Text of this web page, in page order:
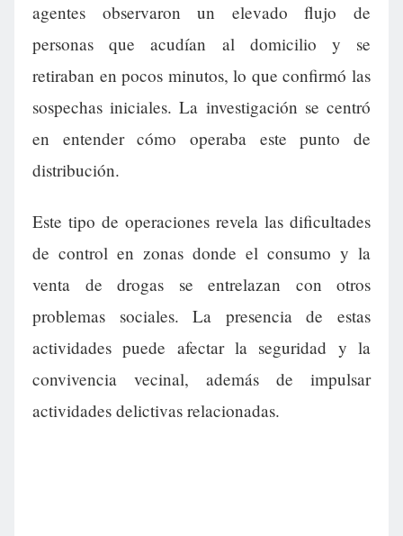
agentes observaron un elevado flujo de
personas que acudían al domicilio y se
retiraban en pocos minutos, lo que confirmó las
sospechas iniciales. La investigación se centró
en entender cómo operaba este punto de
distribución.
Este tipo de operaciones revela las dificultades
de control en zonas donde el consumo y la
venta de drogas se entrelazan con otros
problemas sociales. La presencia de estas
actividades puede afectar la seguridad y la
convivencia vecinal, además de impulsar
actividades delictivas relacionadas.